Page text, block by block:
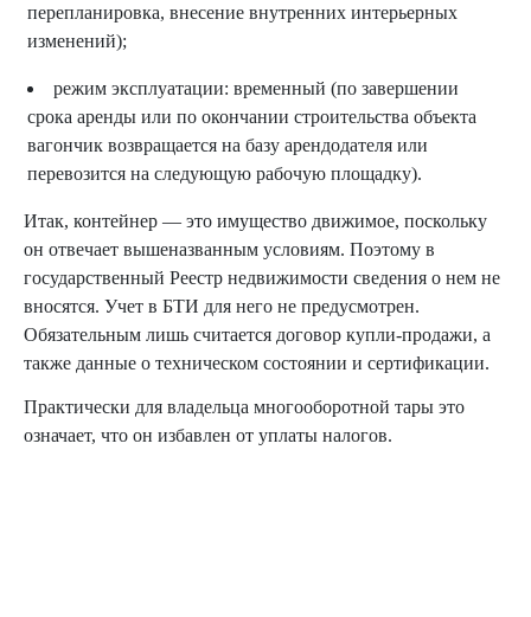
перепланировка, внесение внутренних интерьерных
изменений);
режим эксплуатации: временный (по завершении
срока аренды или по окончании строительства объекта
вагончик возвращается на базу арендодателя или
перевозится на следующую рабочую площадку).
Итак, контейнер — это имущество движимое, поскольку
он отвечает вышеназванным условиям. Поэтому в
государственный Реестр недвижимости сведения о нем не
вносятся. Учет в БТИ для него не предусмотрен.
Обязательным лишь считается договор купли-продажи, а
также данные о техническом состоянии и сертификации.
Практически для владельца многооборотной тары это
означает, что он избавлен от уплаты налогов.